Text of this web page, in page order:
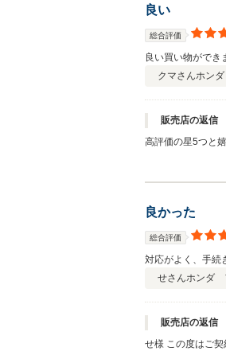
良い
総合評価
良い買い物ができ
クマさんホン
販売店の返信
高評価の星5つと嬉
良かった
総合評価
対応がよく、手続
せさんホンダ
販売店の返信
せ様 この度はご